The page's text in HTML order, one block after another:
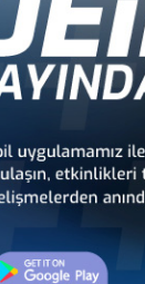
TEMASLARI
Türkiye - Afrika
İş Konseyleri